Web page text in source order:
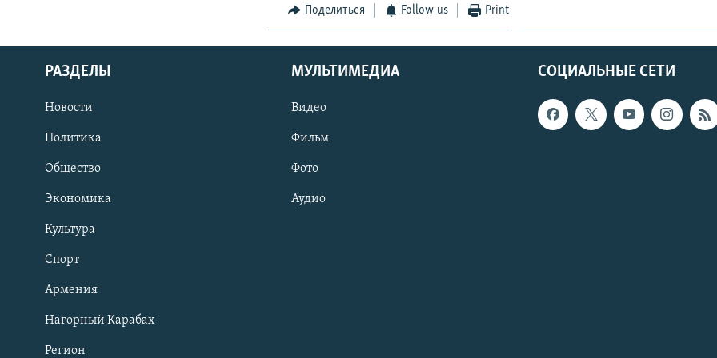
Поделиться Follow us Print
СОЦИАЛЬНЫЕ СЕТИ
РАЗДЕЛЫ
Новости
Политика
Общество
Экономика
Культура
Спорт
Армения
Нагорный Карабах
Регион
МУЛЬТИМЕДИА
Видео
Фильм
Фото
Аудио